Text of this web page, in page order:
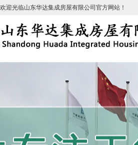
欢迎光临山东华达集成房屋有限公司官方网站！